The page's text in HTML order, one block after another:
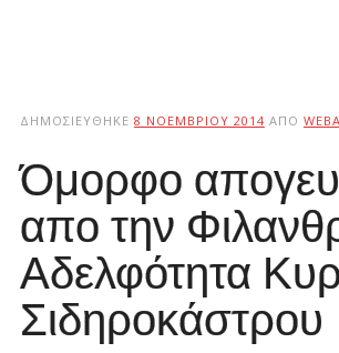
ΔΗΜΟΣΙΕΎΘΗΚΕ 8 ΝΟΕΜΒΡΊΟΥ 2014 ΑΠΌ
Όμορφο
απο την
Αδελφότητα
Σιδηροκάστρου